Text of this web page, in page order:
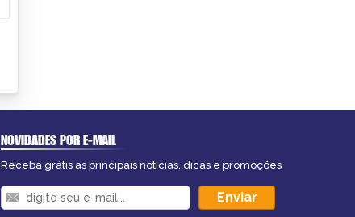
NOVIDADES POR E-MAIL
Receba grátis as principais notícias, dicas e promoções